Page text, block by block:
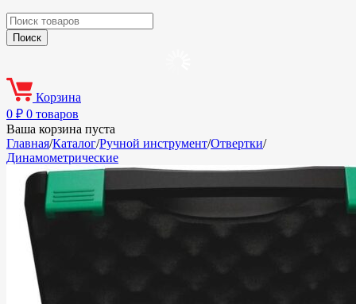
Корзина
0 ₽ 0 товаров
Ваша корзина пуста
Главная/Каталог/Ручной инструмент/Отвертки/
Динамометрические